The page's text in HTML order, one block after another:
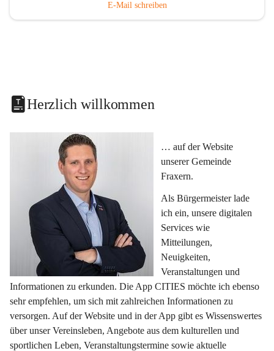
E-Mail schreiben
Herzlich willkommen
… auf der Website
unserer Gemeinde
Fraxern.
Als Bürgermeister lade
ich ein, unsere digitalen
Services wie
Mitteilungen,
Neuigkeiten,
Veranstaltungen und
Informationen zu erkunden. Die App CITIES möchte ich ebenso
sehr empfehlen, um sich mit zahlreichen Informationen zu
versorgen. Auf der Website und in der App gibt es Wissenswertes
über unser Vereinsleben, Angebote aus dem kulturellen und
sportlichen Leben, Veranstaltungstermine sowie aktuelle